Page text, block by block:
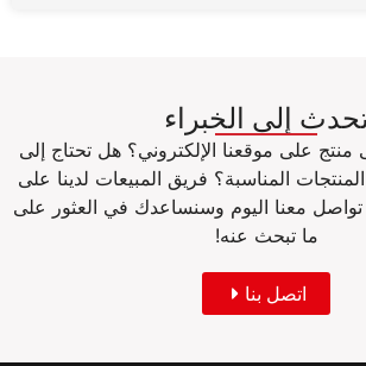
إلى الخبراء
منتج على موقعنا الإلكتروني؟ هل تحتاج إلى
المناسبة؟ فريق المبيعات لدينا على
تواصل معنا اليوم وسنساعدك في العثور على
ما تبحث عنه!
اتصل بنا